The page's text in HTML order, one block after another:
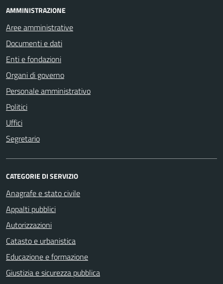
AMMINISTRAZIONE
Aree amministrative
Documenti e dati
Enti e fondazioni
Organi di governo
Personale amministrativo
Politici
Uffici
Segretario
CATEGORIE DI SERVIZIO
Anagrafe e stato civile
Appalti pubblici
Autorizzazioni
Catasto e urbanistica
Educazione e formazione
Giustizia e sicurezza pubblica